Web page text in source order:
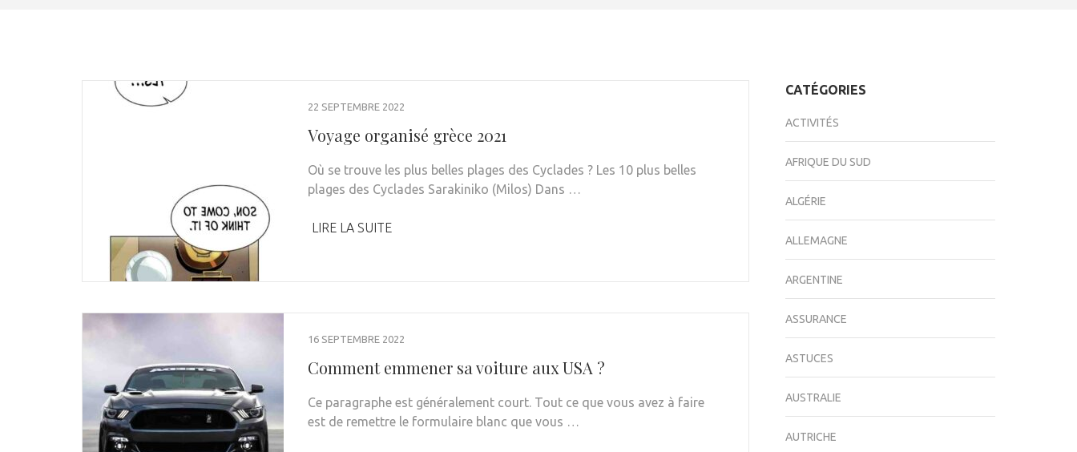
22 SEPTEMBRE 2022
Voyage organisé grèce 2021
Où se trouve les plus belles plages des Cyclades ? Les 10 plus belles
plages des Cyclades Sarakiniko (Milos) Dans …
LIRE LA SUITE
16 SEPTEMBRE 2022
Comment emmener sa voiture aux USA ?
Ce paragraphe est généralement court. Tout ce que vous avez à faire
est de remettre le formulaire blanc que vous …
CATÉGORIES
ACTIVITÉS
AFRIQUE DU SUD
ALGÉRIE
ALLEMAGNE
ARGENTINE
ASSURANCE
ASTUCES
AUSTRALIE
AUTRICHE